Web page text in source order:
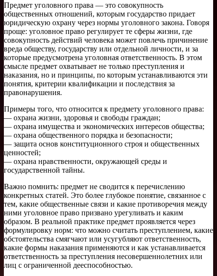
Предмет уголовного права — это совокупность
общественных отношений, которым государство придает
юридическую охрану через нормы уголовного закона. Говоря
проще: уголовное право регулирует те сферы жизни, где
совокупность действий человека может повлечь причинение
вреда обществу, государству или отдельной личности, и за
которые предусмотрена уголовная ответственность. В этом
смысле предмет охватывает не только преступления и
наказания, но и принципы, по которым устанавливаются эти
понятия, критерии квалификации и последствия за
правонарушения.
Примеры того, что относится к предмету уголовного права:
— охрана жизни, здоровья и свободы граждан;
— охрана имущества и экономических интересов общества;
— охрана общественного порядка и безопасности;
— защита основ конституционного строя и общественных
ценностей;
— охрана нравственности, окружающей среды и
государственной тайны.
Важно помнить: предмет не сводится к перечислению
конкретных статей. Это более глубокое понятие, связанное с
тем, какие общественные связи и какие противоречия между
ними уголовное право призвано урегуливать и каким
образом. В реальной практике предмет проявляется через
формулировку норм: что можно считать преступлением, какие
обстоятельства смягчают или усугубляют ответственность,
какие формы наказания применяются и как устанавливается
ответственность за преступления несовершеннолетних или
лиц с ограниченной дееспособностью.